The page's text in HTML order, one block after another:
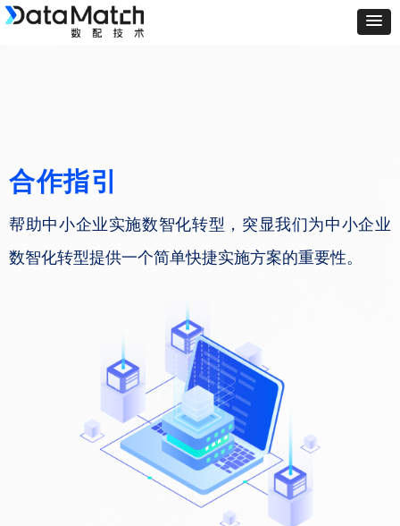
合作指引
帮助中小企业实施数智化转型，突显我们为中小企业
数智化转型提供一个简单快捷实施方案的重要性。